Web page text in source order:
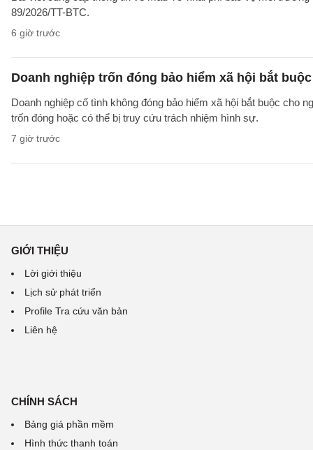
89/2026/TT-BTC.
6 giờ trước
Doanh nghiệp trốn đóng bảo hiểm xã hội bắt
Doanh nghiệp cố tình không đóng bảo hiểm xã hội bắt buộc cho
trốn đóng hoặc có thể bị truy cứu trách nhiệm hình sự.
7 giờ trước
GIỚI THIỆU
Lời giới thiệu
Lịch sử phát triển
Profile Tra cứu văn bản
Liên hệ
CHÍNH SÁCH
Bảng giá phần mềm
Hình thức thanh toán